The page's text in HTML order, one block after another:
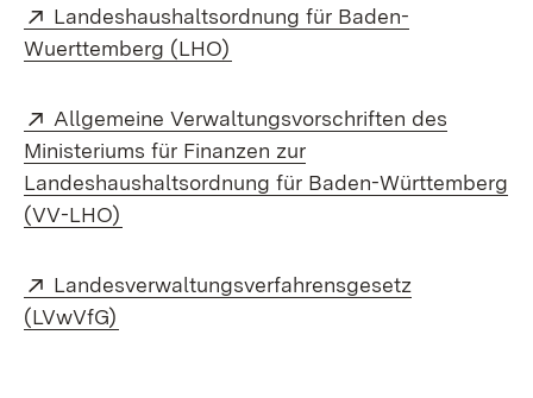
Extern:
Landeshaushaltsordnung für Baden-
Wuerttemberg (LHO)
Extern:
Allgemeine Verwaltungsvorschriften des
Ministeriums für Finanzen zur
Landeshaushaltsordnung für Baden-Württemberg
(VV-LHO)
Extern:
Landesverwaltungsverfahrensgesetz
(LVwVfG)